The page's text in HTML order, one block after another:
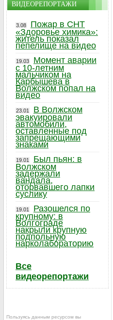
ВИДЕОРЕПОРТАЖИ
3.08
Пожар в СНТ
«Здоровье химика»:
житель показал
пепелище на видео
19.03
Момент аварии
с 10-летним
мальчиком на
Карбышева в
Волжском попал на
видео
23.01
В Волжском
эвакуировали
автомобили,
оставленные под
запрещающими
знаками
19.01
Был пьян: в
Волжском
задержали
вандала,
оторвавшего лапки
суслику
19.01
Разошелся по
крупному: в
Волгограде
накрыли крупную
подпольную
нарколабораторию
Все
видеорепортажи
Пользуясь данным ресурсом вы